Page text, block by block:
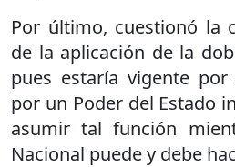
Por último, cuestionó la
de la aplicación de la
pues estaría vigente
por un Poder del Estado
asumir tal función
Nacional puede y debe